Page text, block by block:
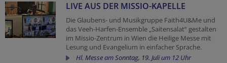
LIVE AUS DER MISSIO-KAPELLE
Die Glaubens- und Musikgruppe Faith4U&Me und
das Veeh-Harfen-Ensemble „Saitensalat“ gestalten
im Missio-Zentrum in Wien die Heilige Messe mit
Lesung und Evangelium in einfacher Sprache.
Hl. Messe am Sonntag, 19. Juli um 12 Uhr